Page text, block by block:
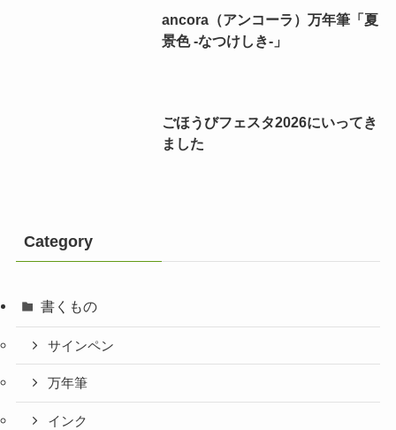
ancora（アンコーラ）万年筆「夏
景色 -なつけしき-」
ごほうびフェスタ2026にいってき
ました
Category
書くもの
サインペン
万年筆
インク